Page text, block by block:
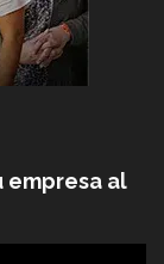
empresa al